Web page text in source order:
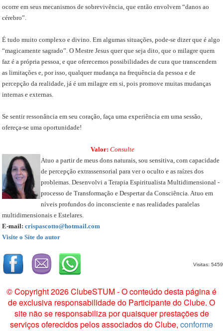
ocorre em seus mecanismos de sobrevivência, que então envolvem “danos ao
cérebro”.
É tudo muito complexo e divino. Em algumas situações, pode-se dizer que é algo
“magicamente sagrado”. O Mestre Jesus quer que seja dito, que o milagre quem
faz é a própria pessoa, e que oferecemos possibilidades de cura que transcendem
as limitações e, por isso, qualquer mudança na frequência da pessoa e de
percepção da realidade, já é um milagre em si, pois promove muitas mudanças
internas e externas.
Se sentir ressonância em seu coração, faça uma experiência em uma sessão,
ofereça-se uma oportunidade!
Valor: Consulte
Atuo a partir de meus dons naturais, sou sensitiva, com capacidade
de percepção extrassensorial para ver o oculto e as raízes dos
problemas. Desenvolvi a Terapia Espiritualista Multidimensional -
processo de Transformação e Despertar da Consciência. Atuo em
níveis profundos do inconsciente e nas realidades paralelas
multidimensionais e Estelares.
E-mail: crispascotto@hotmail.com
Visite o Site do autor
Visitas: 5459
© Copyright 2026 ClubeSTUM - O conteúdo desta página é
de exclusiva responsabilidade do Participante do Clube. O
site não se responsabiliza por quaisquer prestações de
serviços oferecidos pelos associados do Clube, conforme